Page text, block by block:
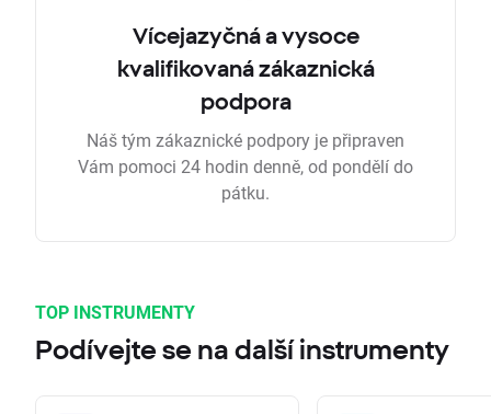
Vícejazyčná a vysoce
kvalifikovaná zákaznická
podpora
Náš tým zákaznické podpory je připraven
Vám pomoci 24 hodin denně, od pondělí do
pátku.
TOP INSTRUMENTY
Podívejte se na další instrumenty